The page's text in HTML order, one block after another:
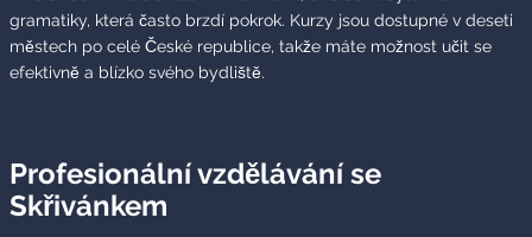
gramatiky, která často brzdí pokrok. Kurzy jsou dostupné v deseti
městech po celé České republice, takže máte možnost učit se
efektivně a blízko svého bydliště.
Profesionální vzdělávání se
Skřivánkem